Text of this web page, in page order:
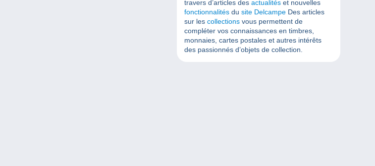
travers d’articles des actualités et nouvelles
fonctionnalités du site Delcampe Des articles
sur les collections vous permettent de
compléter vos connaissances en timbres,
monnaies, cartes postales et autres intérêts
des passionnés d’objets de collection.